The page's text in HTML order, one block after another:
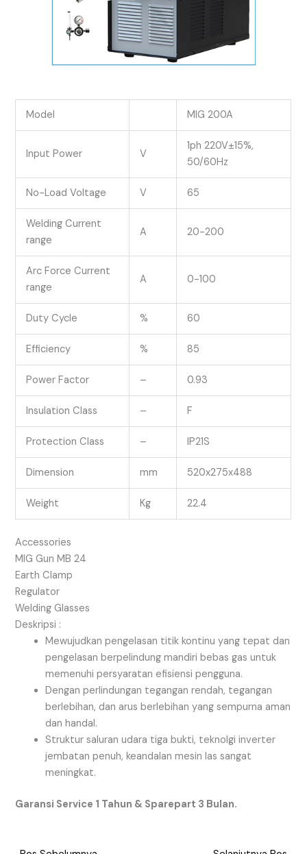
Model MIG 200A
Input Power V
1ph 220V±15%,
50/60Hz
No-Load Voltage V 65
Welding Current
range
A 20-200
Arc Force Current
range
A 0-100
Duty Cycle % 60
Efficiency % 85
Power Factor – 0.93
Insulation Class – F
Protection Class – IP21S
Dimension mm 520x275x488
Weight Kg 22.4
Accessories
MIG Gun MB 24
Earth Clamp
Regulator
Welding Glasses
Deskripsi :
Mewujudkan pengelasan titik kontinu yang tepat dan
pengelasan berpelindung mandiri bebas gas untuk
memenuhi persyaratan efisiensi pengguna.
Dengan perlindungan tegangan rendah, tegangan
berlebihan, dan arus berlebihan yang sempurna aman
dan handal.
Struktur saluran udara tiga bukti, teknolgi inverter
jembatan penuh, keandalan mesin las sangat
meningkat.
Garansi Service 1 Tahun & Sparepart 3 Bulan.